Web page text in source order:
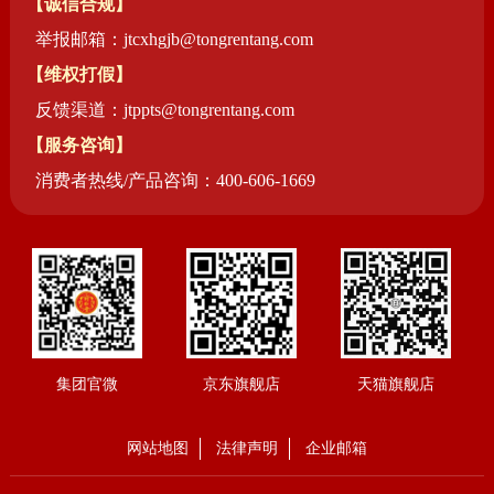
举报邮箱：jtcxhgjb@tongrentang.com
【维权打假】
反馈渠道：jtppts@tongrentang.com
【服务咨询】
消费者热线/产品咨询：400-606-1669
网站地图 法律声明 企业邮箱
集团官微 京东旗舰店 天猫旗舰店